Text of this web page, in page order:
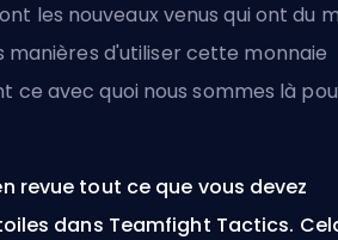
les nouveaux venus qui ont du
manières d'utiliser cette monnaie
ce avec quoi nous sommes là
revue tout ce que vous devez
dans Teamfight Tactics.